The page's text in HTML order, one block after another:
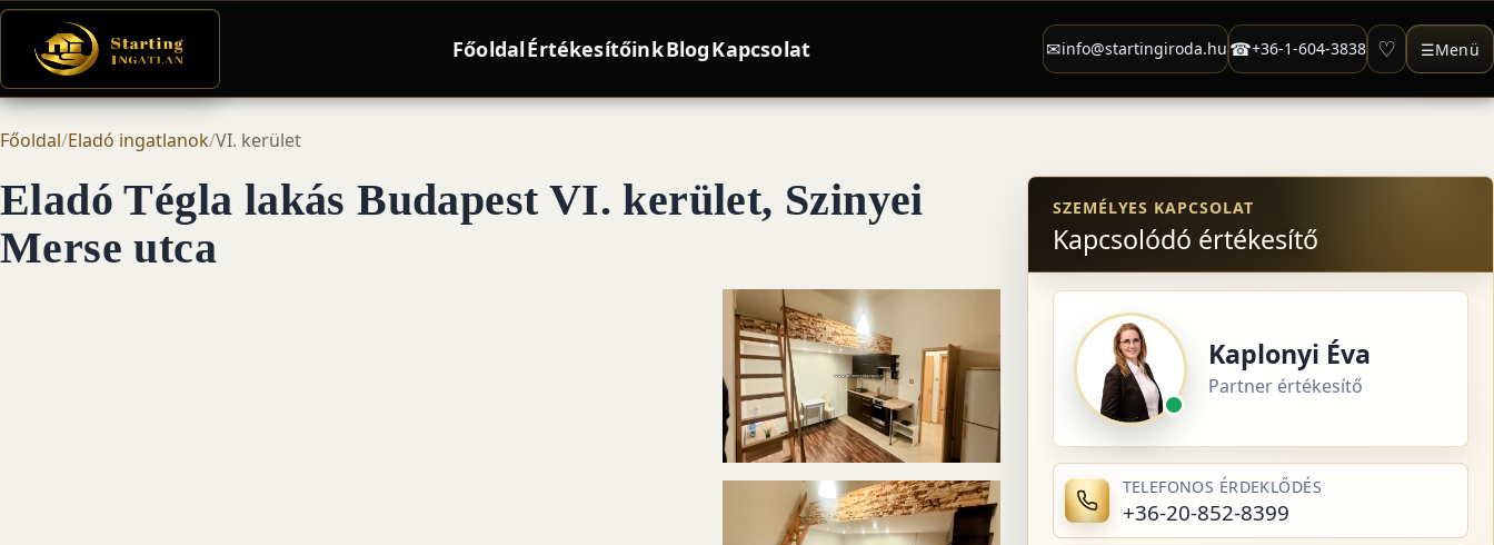
FőoldalÉrtékesítőinkBlogKapcsolat ✉info@startingiroda.hu ☎+36-1-604-3838 ♡ ☰Menü
Főoldal/Eladó ingatlanok/VI. kerület
Eladó Tégla lakás Budapest VI. kerület, Szinyei
Merse utca
SZEMÉLYES KAPCSOLAT
Kapcsolódó értékesítő
Kaplonyi Éva
Partner értékesítő
TELEFONOS ÉRDEKLŐDÉS
+36-20-852-8399